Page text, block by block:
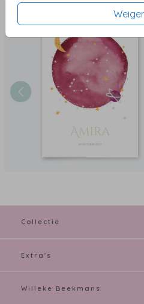
Collectie
Extra's
Willeke Beekmans